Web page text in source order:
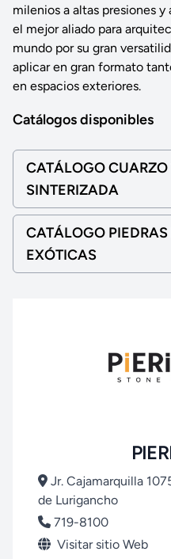
milenios a altas presiones
el mejor aliado para
mundo por su gran
aplicar en gran formato
en espacios exteriores.
Catálogos disponibles
CATÁLOGO CUARZO
SINTERIZADA
CATÁLOGO
EXÓTICAS
Jr. Cajamarquilla
de Lurigancho
719-8100
Visitar sitio Web